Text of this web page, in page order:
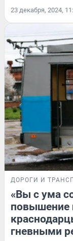
23 декабря, 2024,
ДОРОГИ И
«Вы с ума
повышение
гневными